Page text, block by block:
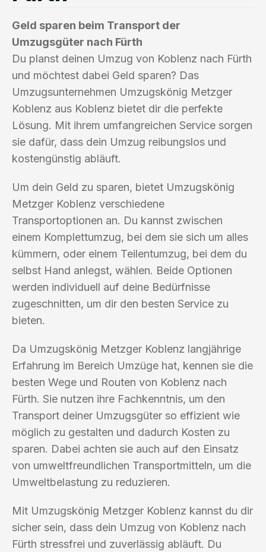
Geld sparen beim Transport der
Umzugsgüter nach Fürth
Du planst deinen Umzug von Koblenz nach Fürth
und möchtest dabei Geld sparen? Das
Umzugsunternehmen Umzugskönig Metzger
Koblenz aus Koblenz bietet dir die perfekte
Lösung. Mit ihrem umfangreichen Service sorgen
sie dafür, dass dein Umzug reibungslos und
kostengünstig abläuft.
Um dein Geld zu sparen, bietet Umzugskönig
Metzger Koblenz verschiedene
Transportoptionen an. Du kannst zwischen
einem Komplettumzug, bei dem sie sich um alles
kümmern, oder einem Teilentumzug, bei dem du
selbst Hand anlegst, wählen. Beide Optionen
werden individuell auf deine Bedürfnisse
zugeschnitten, um dir den besten Service zu
bieten.
Da Umzugskönig Metzger Koblenz langjährige
Erfahrung im Bereich Umzüge hat, kennen sie die
besten Wege und Routen von Koblenz nach
Fürth. Sie nutzen ihre Fachkenntnis, um den
Transport deiner Umzugsgüter so effizient wie
möglich zu gestalten und dadurch Kosten zu
sparen. Dabei achten sie auch auf den Einsatz
von umweltfreundlichen Transportmitteln, um die
Umweltbelastung zu reduzieren.
Mit Umzugskönig Metzger Koblenz kannst du dir
sicher sein, dass dein Umzug von Koblenz nach
Fürth stressfrei und zuverlässig abläuft. Du